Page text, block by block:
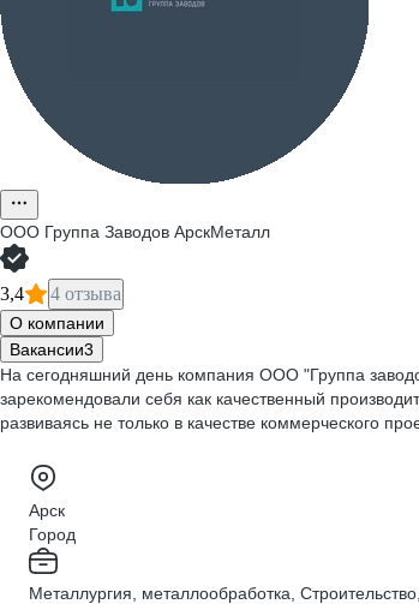
ООО Группа Заводов АрскМеталл
3,4 4 отзыва
О компании
Вакансии3
На сегодняшний день компания ООО "Группа
зарекомендовали себя как качественный
развиваясь не только в качестве коммерческого
Арск
Город
Металлургия, металлообработка,